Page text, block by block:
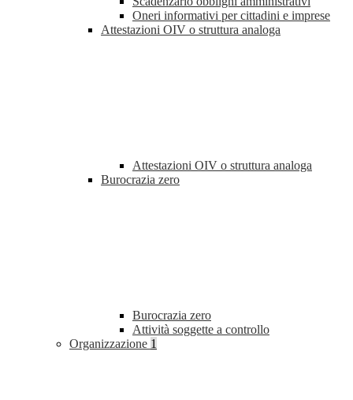
Oneri informativi per cittadini e imprese
Attestazioni OIV o struttura analoga
Attestazioni OIV o struttura analoga
Burocrazia zero
Burocrazia zero
Attività soggette a controllo
Organizzazione 1